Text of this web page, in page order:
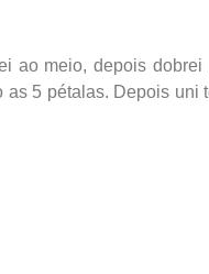
ao meio, depois
5 pétalas. Depois